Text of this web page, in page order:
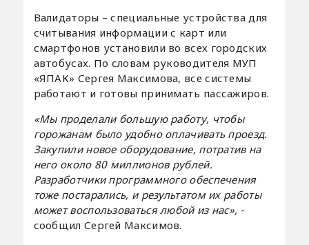
Валидаторы – специальные устройства для
считывания информации с карт или
смартфонов установили во всех городских
автобусах. По словам руководителя МУП
«ЯПАК» Сергея Максимова, все системы
работают и готовы принимать пассажиров.
«Мы проделали большую работу, чтобы
горожанам было удобно оплачивать проезд.
Закупили новое оборудование, потратив на
него около 80 миллионов рублей.
Разработчики программного обеспечения
тоже постарались, и результатом их работы
может воспользоваться любой из нас», -
сообщил Сергей Максимов.